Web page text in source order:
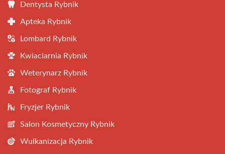
Dentysta Rybnik
Apteka Rybnik
Lombard Rybnik
Kwiaciarnia Rybnik
Weterynarz Rybnik
Fotograf Rybnik
Fryzjer Rybnik
Salon Kosmetyczny Rybnik
Wulkanizacja Rybnik